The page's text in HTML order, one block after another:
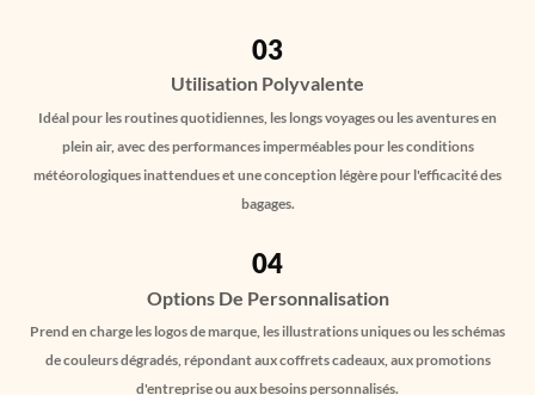
03
Utilisation Polyvalente
Idéal pour les routines quotidiennes, les longs voyages ou les aventures en
plein air, avec des performances imperméables pour les conditions
météorologiques inattendues et une conception légère pour l'efficacité des
bagages.
04
Options De Personnalisation
Prend en charge les logos de marque, les illustrations uniques ou les schémas
de couleurs dégradés, répondant aux coffrets cadeaux, aux promotions
d'entreprise ou aux besoins personnalisés.